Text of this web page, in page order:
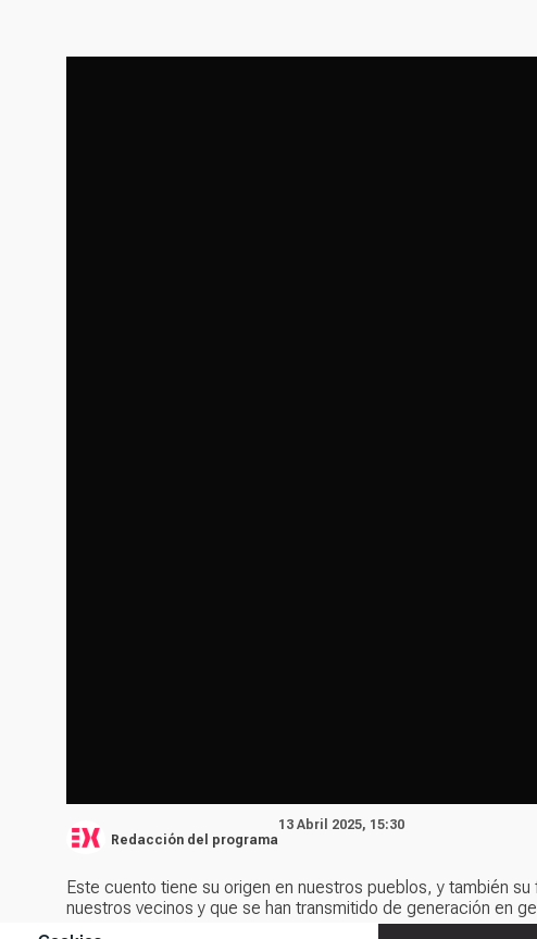
Redacción del programa
13 Abril 2025, 15:30
Este cuento tiene su origen en nuestros pueblos, y también
nuestros vecinos y que se han transmitido de generación en